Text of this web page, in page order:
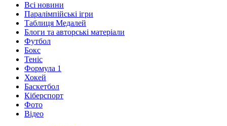
Всі новини
Паралімпійські ігри
Таблиця Медалей
Блоги та авторські матеріали
Футбол
Бокс
Теніс
Формула 1
Хокей
Баскетбол
Кіберспорт
Фото
Відео